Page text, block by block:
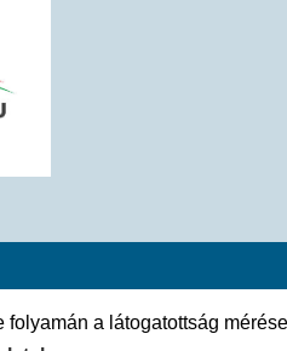
a látogatottság